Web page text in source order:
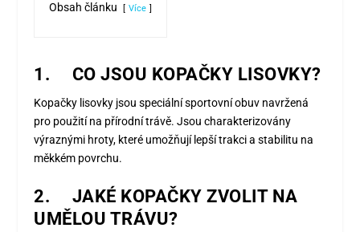
Obsah článku Více
1. CO JSOU KOPAČKY LISOVKY?
Kopačky lisovky jsou speciální sportovní obuv navržená
pro použití na přírodní trávě. Jsou charakterizovány
výraznými hroty, které umožňují lepší trakci a stabilitu na
měkkém povrchu.
2. JAKÉ KOPAČKY ZVOLIT NA
UMĚLOU TRÁVU?